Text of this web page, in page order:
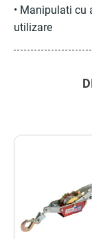
• Manipulati cu
utilizare